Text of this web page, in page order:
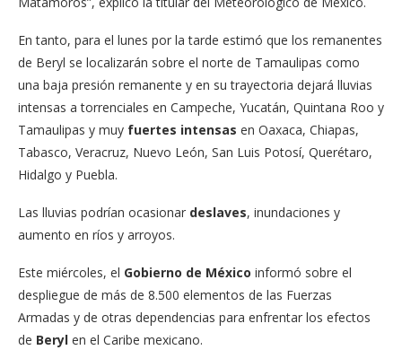
En tanto, para el lunes por la tarde estimó que los remanentes
de Beryl se localizarán sobre el norte de Tamaulipas como
una baja presión remanente y en su trayectoria dejará lluvias
intensas a torrenciales en Campeche, Yucatán, Quintana Roo y
Tamaulipas y muy fuertes intensas en Oaxaca, Chiapas,
Tabasco, Veracruz, Nuevo León, San Luis Potosí, Querétaro,
Hidalgo y Puebla.
Las lluvias podrían ocasionar deslaves, inundaciones y
aumento en ríos y arroyos.
Este miércoles, el Gobierno de México informó sobre el
despliegue de más de 8.500 elementos de las Fuerzas
Armadas y de otras dependencias para enfrentar los efectos
de Beryl en el Caribe mexicano.